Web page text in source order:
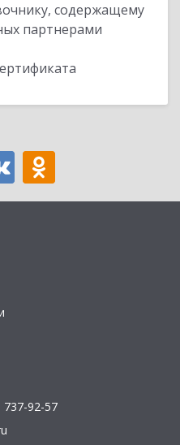
содержащему
партнерами
737-92-57